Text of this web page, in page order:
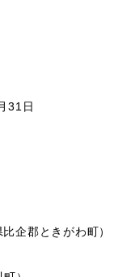
31日
比企郡ときがわ町）